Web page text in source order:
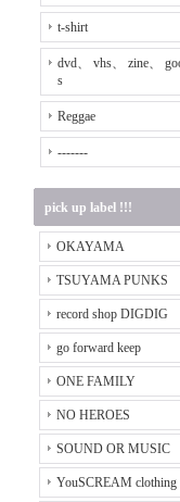
t-shirt
dvd、 vhs、 zine、
s
Reggae
-------
pick up label !!!
OKAYAMA
TSUYAMA PUNKS
record shop DIGDIG
go forward keep
ONE FAMILY
NO HEROES
SOUND OR MUSIC
YouSCREAM clothing